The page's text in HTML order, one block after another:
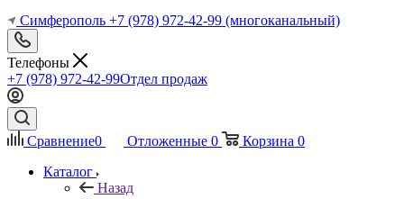
Симферополь +7 (978) 972-42-99 (многоканальный)
Телефоны
+7 (978) 972-42-99Отдел продаж
Сравнение0 Отложенные 0 Корзина 0
Каталог
Назад